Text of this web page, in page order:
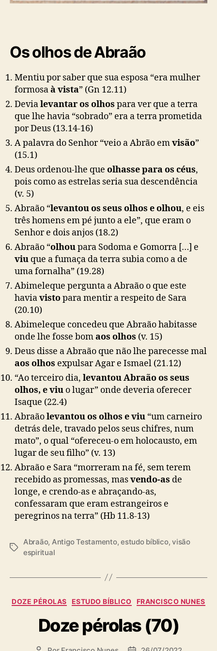
Os olhos de Abraão
Mentiu por saber que sua esposa “era mulher
formosaà vista” (Gn 12.11)
Devialevantar os olhos para ver que a terra
que lhe havia “sobrado” era a terra prometida
por Deus (13.14-16)
A palavra do Senhor“veio a Abrão emvisão”
(15.1)
Deus ordenou-lhe que olhasse para os céus,
pois como as estrelas seria sua descendência
(v. 5)
Abraão “levantou os seus olhos e olhou, e eis
três homens em pé junto a ele”, que eram o
Senhore dois anjos (18.2)
Abraão “olhoupara Sodoma e Gomorra […] e
viu que a fumaça da terra subia como a de
uma fornalha” (19.28)
Abimeleque pergunta a Abraão o que este
haviavistopara mentir a respeito de Sara
(20.10)
Abimeleque concedeu que Abraão habitasse
onde lhe fosse bomaos olhos (v. 15)
Deus disse a Abraão que não lhe parecesse mal
aos olhos expulsar Agar e Ismael (21.12)
“Ao terceiro dia, levantou Abraão os seus
olhos, e viu o lugar” onde deveria oferecer
Isaque (22.4)
Abraãolevantou os olhos e viu “um carneiro
detrás dele, travado pelos seus chifres, num
mato”, o qual “ofereceu-o em holocausto, em
lugar de seu filho” (v. 13)
Abraão e Sara “morreram na fé, sem terem
recebido as promessas, masvendo-as de
longe, e crendo-as e abraçando-as,
confessaram que eram estrangeiros e
peregrinos na terra” (Hb 11.8-13)
T
s
Abraão, Antigo Testamento,estudo bíblico,visão
espiritual
C
t
e
DOZE PÉROLAS ESTUDO BÍBLICO FRANCISCO NUNES
Doze pérolas (70)